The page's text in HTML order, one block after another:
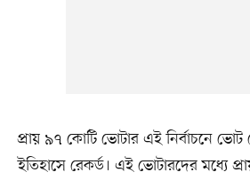
প্রায় ৯৭ কোটি ভোটার এই নির্বাচনে ভোট
ইতিহাসে রেকর্ড। এই ভোটারদের মধ্যে